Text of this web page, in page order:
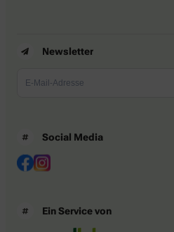
Newsletter
Social Media
Ein Service von